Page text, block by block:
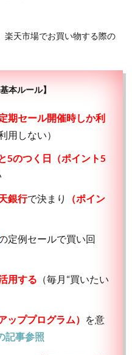
楽天市場でお買い物する際の
本ルール】
期セール開催時しか利
用しない）
5のつく日（ポイント5
銀行で決まり
（ポイン
定例セールで買い回
用する （毎月“買いたい
ッププログラム） を意
記事参照